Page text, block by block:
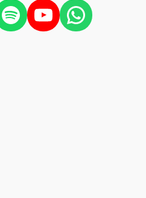
Spotify
YouTube